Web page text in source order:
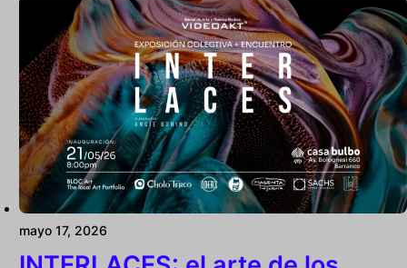
mayo 17, 2026